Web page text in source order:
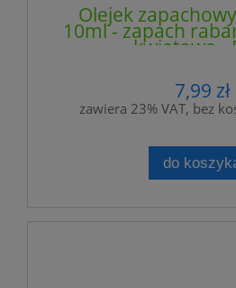
Olejek
10ml - zapach
kwiatową -
7,99 zł
zawiera 23% VAT, bez
do